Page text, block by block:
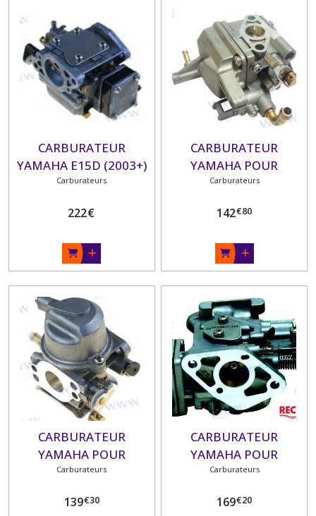
CARBURATEUR
YAMAHA E15D (2003+)
Carburateurs
222€
CARBURATEUR
YAMAHA POUR
MOTEURS YAMAHA F2.5
Carburateurs
142€80
CARBURATEUR
YAMAHA POUR
MOTEURS YAMAHA F4
Carburateurs
139€30
CARBURATEUR
YAMAHA POUR
MOTEURS YAMAHA
Carburateurs
169€20